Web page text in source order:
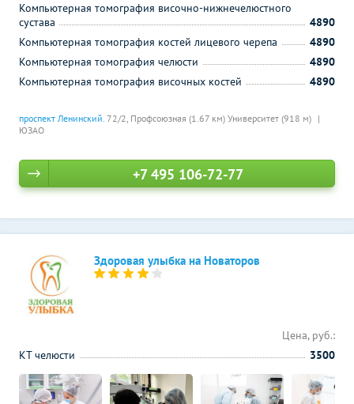
проспект Ленинский. 72/2, Профсоюзная (1.67 км) Университет (918 м)
ЮЗАО
Компьютерная томография височно-нижнечелюстного
сустава
4890
Компьютерная томография костей лицевого черепа
4890
Компьютерная томография челюсти
4890
Компьютерная томография височных костей
4890
+7 495 106-72-77
Здоровая улыбка на Новаторов
Цена, руб.:
КТ челюсти
3500